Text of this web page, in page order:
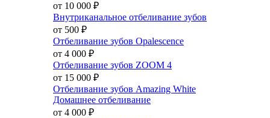
от 10 000 ₽
Внутриканальное отбеливание зубов
от 500 ₽
Отбеливание зубов Opalescence
от 4 000 ₽
Отбеливание зубов ZOOM 4
от 15 000 ₽
Отбеливание зубов Amazing White
Домашнее отбеливание
от 4 000 ₽